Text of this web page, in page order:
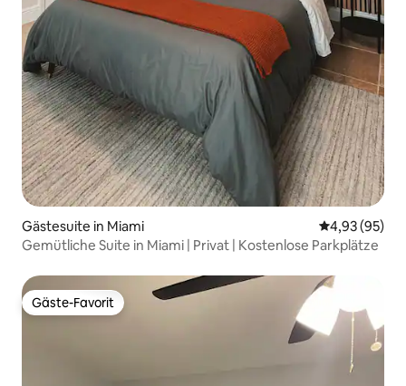
Gästesuite in Miami
4,93 (95)
Gemütliche Suite in Miami | Privat | Kostenlose Parkplätze
Gäste-Favorit
Gäste-Favorit